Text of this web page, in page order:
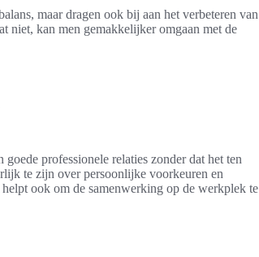
maar dragen ook bij aan het verbeteren van
niet, kan men gemakkelijker omgaan met de
professionele relaties zonder dat het ten
te zijn over persoonlijke voorkeuren en
ook om de samenwerking op de werkplek te